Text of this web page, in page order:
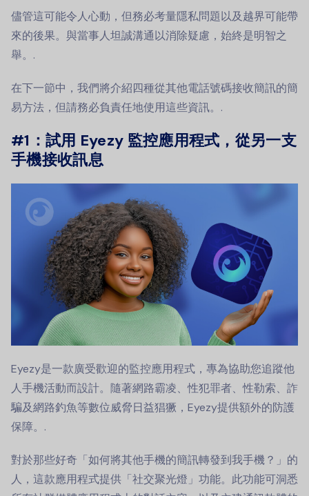
儘管這可能令人心動，但務必考量隱私問題以及越界可能帶
來的後果。與當事人坦誠溝通以消除疑慮，始終是明智之
舉。.
在下一節中，我們將介紹四種從其他電話號碼接收簡訊的簡
易方法，但請務必負責任地使用這些資訊。.
#1：試用 Eyezy 監控應用程式，從另一支
手機接收訊息
Eyezy是一款廣受歡迎的監控應用程式，專為協助您追蹤他
人手機活動而設計。隨著網路霸凌、性犯罪者、性勒索、詐
騙及網路釣魚等數位威脅日益猖獗，Eyezy提供額外的防護
保障。.
對於那些好奇「如何將其他手機的簡訊轉發到我手機？」的
人，這款應用程式提供「社交聚光燈」功能。此功能可洞悉